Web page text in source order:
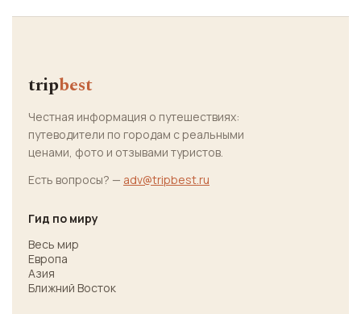
tripbest
Честная информация о путешествиях:
путеводители по городам с реальными
ценами, фото и отзывами туристов.
Есть вопросы? — adv@tripbest.ru
Гид по миру
Весь мир
Европа
Азия
Ближний Восток